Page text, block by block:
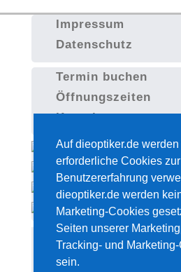
Auf dieoptiker.de
erforderliche Cookies
Benutzererfahrung
dieoptiker.de werden
Marketing-Cookies
Seiten unserer
Tracking- und
sein.
Impressum
Datenschutz
Termin buchen
Öffnungszeiten
Kontakt
(c) Frank Bartel